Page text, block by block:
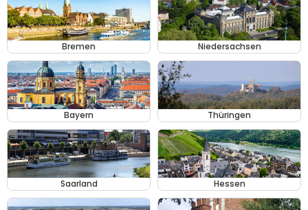
Bremen Niedersachsen
Bayern Thüringen
Saarland Hessen